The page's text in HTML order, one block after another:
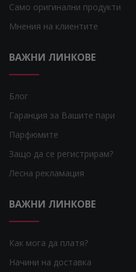
Само оригинални продукти
Мнения на клиентите
ВАЖНИ ЛИНКОВЕ
Блог
Гаранция за Вашите пари
Парфюмите
Защо да се регистрирам?
Лесна рекламация
ВАЖНИ ЛИНКОВЕ
Как мога да платя?
Начини на доставка